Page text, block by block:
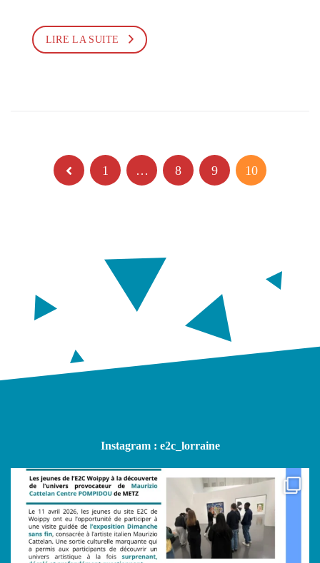
LIRE LA SUITE
1 … 8 9 10
Instagram : e2c_lorraine